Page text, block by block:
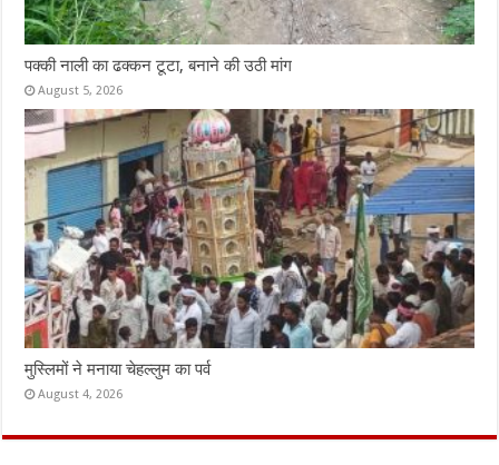
पक्की नाली का ढक्कन टूटा, बनाने की उठी मांग
August 5, 2026
मुस्लिमों ने मनाया चेहल्लुम का पर्व
August 4, 2026